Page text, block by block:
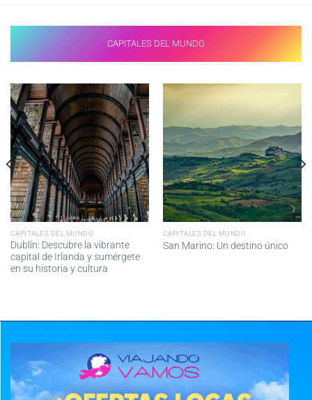
CAPITALES DEL MUNDO
CAPITALES DEL MUNDO
Dublín: Descubre la vibrante
capital de Irlanda y sumérgete
en su historia y cultura
CAPITALES DEL MUNDO
San Marino: Un destino único